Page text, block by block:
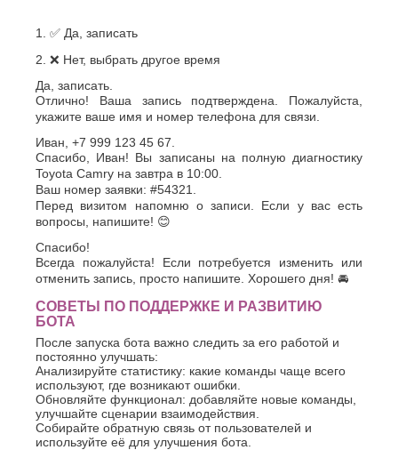
1. ✅ Да, записать
2. ❌ Нет, выбрать другое время
Да, записать.
Отлично! Ваша запись подтверждена. Пожалуйста,
укажите ваше имя и номер телефона для связи.
Иван, +7 999 123 45 67.
Спасибо, Иван! Вы записаны на полную диагностику
Toyota Camry на завтра в 10:00.
Ваш номер заявки: #54321.
Перед визитом напомню о записи. Если у вас есть
вопросы, напишите! 😊
Спасибо!
Всегда пожалуйста! Если потребуется изменить или
отменить запись, просто напишите. Хорошего дня! 🚘
СОВЕТЫ ПО ПОДДЕРЖКЕ И РАЗВИТИЮ
БОТА
После запуска бота важно следить за его работой и
постоянно улучшать:
Анализируйте статистику: какие команды чаще всего
используют, где возникают ошибки.
Обновляйте функционал: добавляйте новые команды,
улучшайте сценарии взаимодействия.
Собирайте обратную связь от пользователей и
используйте её для улучшения бота.